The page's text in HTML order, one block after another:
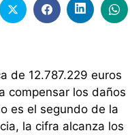
de 12.787.229 euros
compensar los daños
es el segundo de la
la cifra alcanza los